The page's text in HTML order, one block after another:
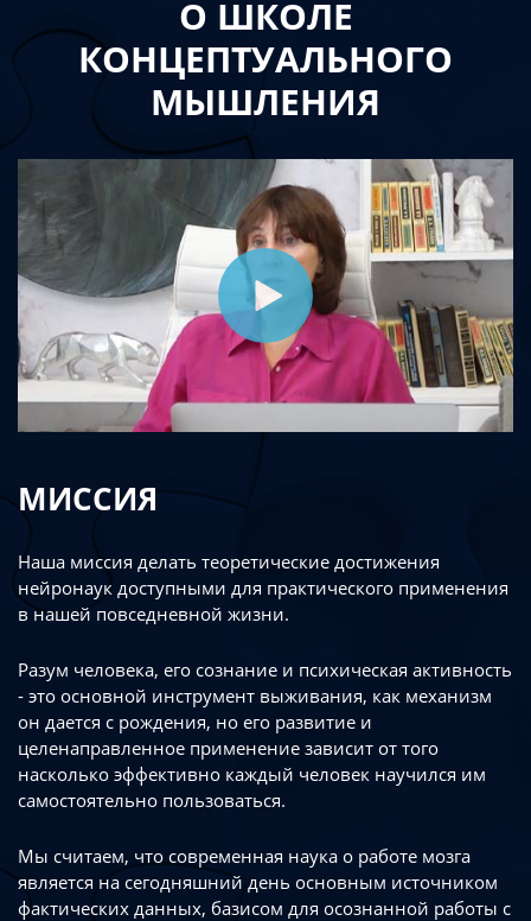
О ШКОЛЕ
КОНЦЕПТУАЛЬНОГО
МЫШЛЕНИЯ
МИССИЯ
Наша миссия делать теоретические достижения
нейронаук доступными для практического применения
в нашей повседневной жизни.
Разум человека, его сознание и психическая активность
- это основной инструмент выживания, как механизм
он дается с рождения, но его развитие и
целенаправленное применение зависит от того
насколько эффективно каждый человек научился им
самостоятельно пользоваться.
Мы считаем, что современная наука о работе мозга
является на сегодняшний день основным источником
фактических данных, базисом для осознанной работы с